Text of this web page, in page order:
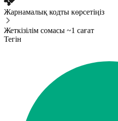
Жарнамалық кодты көрсетіңіз
Жеткізілім сомасы ~1 сағат
Тегін